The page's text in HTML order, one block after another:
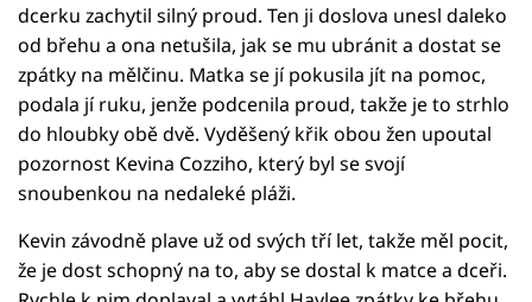
dcerku zachytil silný proud. Ten ji doslova unesl daleko
od břehu a ona netušila, jak se mu ubránit a dostat se
zpátky na mělčinu. Matka se jí pokusila jít na pomoc,
podala jí ruku, jenže podcenila proud, takže je to strhlo
do hloubky obě dvě. Vyděšený křik obou žen upoutal
pozornost Kevina Cozziho, který byl se svojí
snoubenkou na nedaleké pláži.
Kevin závodně plave už od svých tří let, takže měl pocit,
že je dost schopný na to, aby se dostal k matce a dceři.